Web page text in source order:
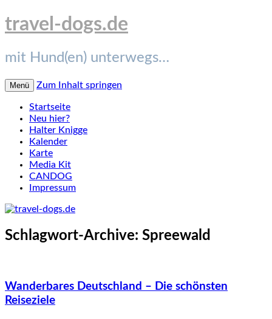
travel-dogs.de
mit Hund(en) unterwegs…
Menü Zum Inhalt springen
Startseite
Neu hier?
Halter Knigge
Kalender
Karte
Media Kit
CANDOG
Impressum
Schlagwort-Archive: Spreewald
Wanderbares Deutschland – Die schönsten
Reiseziele